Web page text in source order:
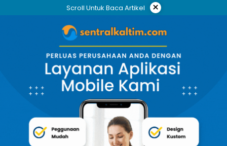
Scroll Untuk Baca Artikel ×